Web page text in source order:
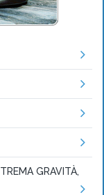
GRAVITÀ,